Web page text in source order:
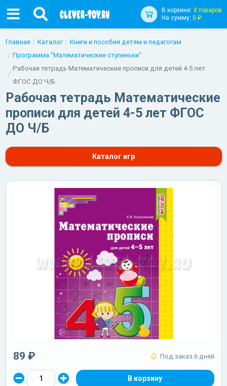
В корзине: 0 товаров
На сумму: 0 ₽
Главная Каталог
Книги и пособия детям и педагогам
Программа "Математические ступеньки"
Рабочая тетрадь Математические прописи для детей 4-5 лет
ФГОС ДО Ч/Б
Рабочая тетрадь Математические
прописи для детей 4-5 лет ФГОС
ДО Ч/Б
Каталог игр
89 ₽ Под заказ 6 дней